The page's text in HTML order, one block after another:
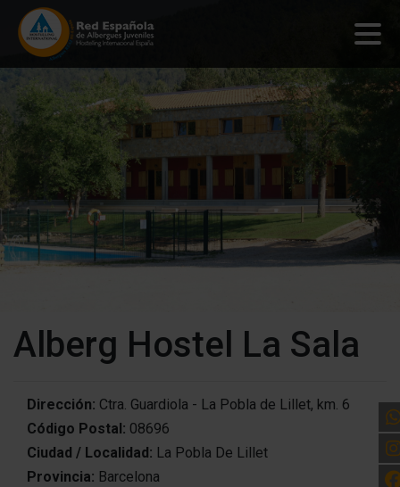
Alberg Hostel La Sala
Dirección: Ctra. Guardiola - La Pobla de Lillet, km. 6
Código Postal: 08696
Ciudad / Localidad: La Pobla De Lillet
Provincia: Barcelona